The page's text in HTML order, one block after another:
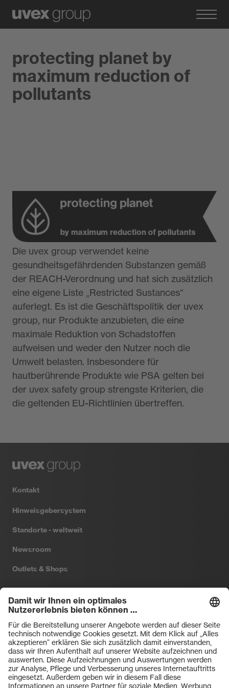
protecting planet by
maximum reduction of
pollutants
Die uvex group verwendet keine
gesundheitsgefährdenden Substanzen gemäß
der REACH-Verordnung und hat sich zusätzlich
eine eigene Liste „Restricted Sustances“
auferlegt. Es ist die Geschäftspolitik der uvex
group, nur Produkte anzubieten, die eine
maximale Reduktion von Schadstoffen
aufweisen und weder den Nutzer noch die
Umwelt belasten. Insbesondere für
hautberührende Produkte wie PSA gelten bei
der uvex safety group strengste Kriterien, die
die geltenden EU-Richtlinien übertreffen.
Kontakt
Hinweisgebersystem
Standorte - weltweit
Newsroom
Outlets & Shops
HexArmor
laservision
uvex sports
Hiplok
Rainer Winter Stiftung
ZU DEN SHOPS